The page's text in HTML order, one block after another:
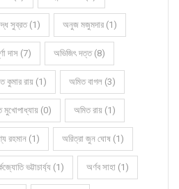
সুব্রত (1) অনুজ মজুমদার (1)
দাস (7) অভিজিৎ দত্ত (8)
কুমার রায় (1) অমিত বাগল (3)
মুখোপাধ্যায় (0) অমিত রায় (1)
রহমান (1) অরিত্রা জুন ঘোষ (1)
ভট্টাচার্য্য (1) অর্ণব সাহা (1)